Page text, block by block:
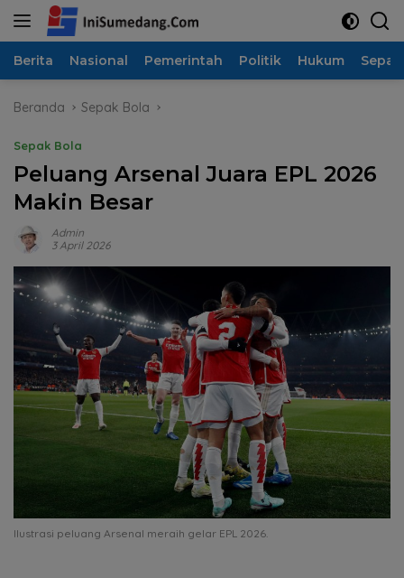
Langsung
Berita Nasional Pemerintah Politik Hukum
Beranda Sepak Bola
Sepak Bola
Peluang Arsenal Juara EPL 2026
Makin Besar
Admin
3 April 2026
Ilustrasi peluang Arsenal meraih gelar EPL 2026.